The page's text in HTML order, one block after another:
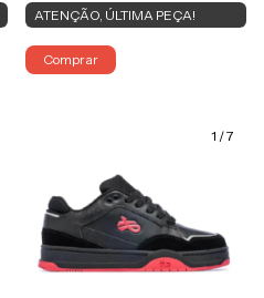
ATENÇÃO, ÚLTIMA PEÇA!
Comprar
1 /7